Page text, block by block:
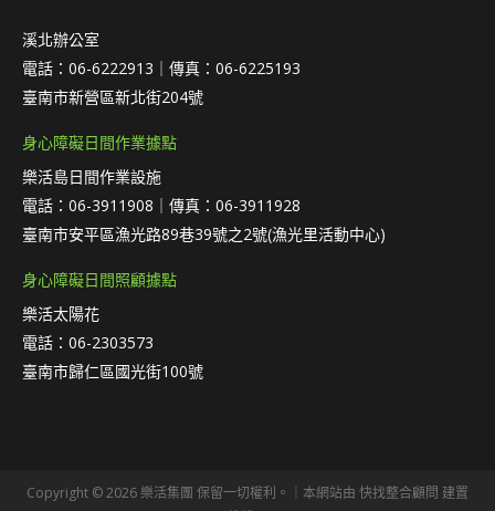
溪北辦公室
電話：06-6222913｜傳真：06-6225193
臺南市新營區新北街204號
身心障礙日間作業據點
樂活島日間作業設施
電話：06-3911908｜傳真：06-3911928
臺南市安平區漁光路89巷39號之2號(漁光里活動中心)
身心障礙日間照顧據點
樂活太陽花
電話：06-2303573
臺南市歸仁區國光街100號
Copyright © 2026 樂活集團 保留一切權利。｜本網站由 快找整合顧問 建置